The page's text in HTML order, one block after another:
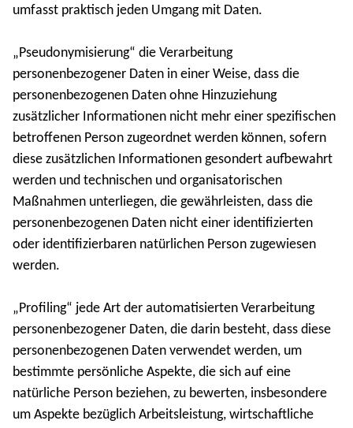
umfasst praktisch jeden Umgang mit Daten.
„Pseudonymisierung“ die Verarbeitung
personenbezogener Daten in einer Weise, dass die
personenbezogenen Daten ohne Hinzuziehung
zusätzlicher Informationen nicht mehr einer spezifischen
betroffenen Person zugeordnet werden können, sofern
diese zusätzlichen Informationen gesondert aufbewahrt
werden und technischen und organisatorischen
Maßnahmen unterliegen, die gewährleisten, dass die
personenbezogenen Daten nicht einer identifizierten
oder identifizierbaren natürlichen Person zugewiesen
werden.
„Profiling“ jede Art der automatisierten Verarbeitung
personenbezogener Daten, die darin besteht, dass diese
personenbezogenen Daten verwendet werden, um
bestimmte persönliche Aspekte, die sich auf eine
natürliche Person beziehen, zu bewerten, insbesondere
um Aspekte bezüglich Arbeitsleistung, wirtschaftliche